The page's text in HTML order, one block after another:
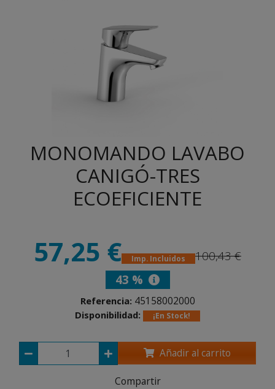
MONOMANDO LAVABO
CANIGÓ-TRES
ECOEFICIENTE
57,25 € Imp. Incluidos
100,43 €
43 %
Referencia: 45158002000
Disponibilidad: ¡En Stock!
Añadir al carrito
Compartir